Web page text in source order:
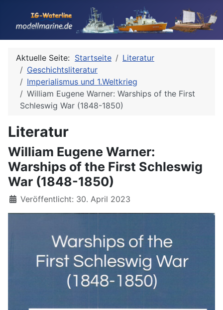
Aktuelle Seite: Startseite
Literatur
Geschichtsliteratur
Imperialismus und 1.Weltkrieg
William Eugene Warner: Warships of the First
Schleswig War (1848-1850)
Literatur
William Eugene Warner:
Warships of the First Schleswig
War (1848-1850)
Details
Veröffentlicht: 30. April 2023